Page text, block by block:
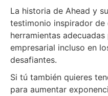
La historia de Ahead y
testimonio inspirador
herramientas
empresarial incluso en
desafiantes.
Si tú también quieres
para aumentar